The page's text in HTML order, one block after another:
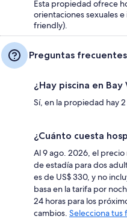
Esta propiedad ofrece
orientaciones sexuales
friendly).
Preguntas frecuentes
¿Hay piscina en Bay
Sí, en la propiedad hay 2
¿Cuánto cuesta
Al 9 ago. 2026, el
de estadía para dos
es de US$ 330, y no
basa en la tarifa por
24 horas para los
cambios. Selecciona tus